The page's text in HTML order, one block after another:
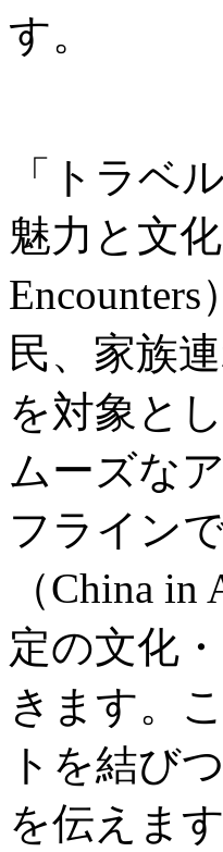
す。
「トラベ
魅力と文
民、家族
を対象と
ムーズな
フライン
（China
定の文化
きます。
トを結び
を伝えます